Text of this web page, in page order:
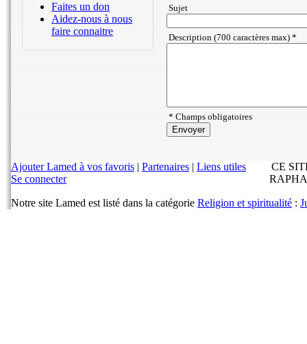
Faites un don
Aidez-nous à nous
faire connaitre
Sujet
Description (700 caractères max) *
* Champs obligatoires
Ajouter Lamed à vos favoris | Partenaires | Liens utiles
Se connecter
CE
Notre site Lamed est listé dans la catégorie Religion et spiritualité :